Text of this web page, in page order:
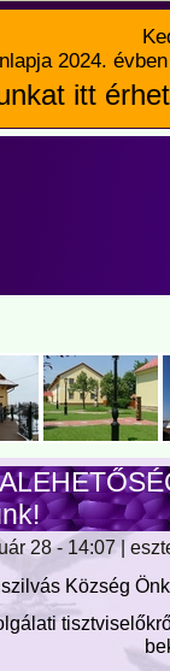
2024.
itt
28 - 14:07 |
Község